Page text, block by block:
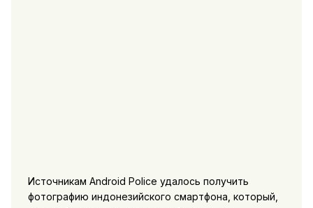
Источникам Android Police удалось получить
фотографию индонезийского смартфона, который,